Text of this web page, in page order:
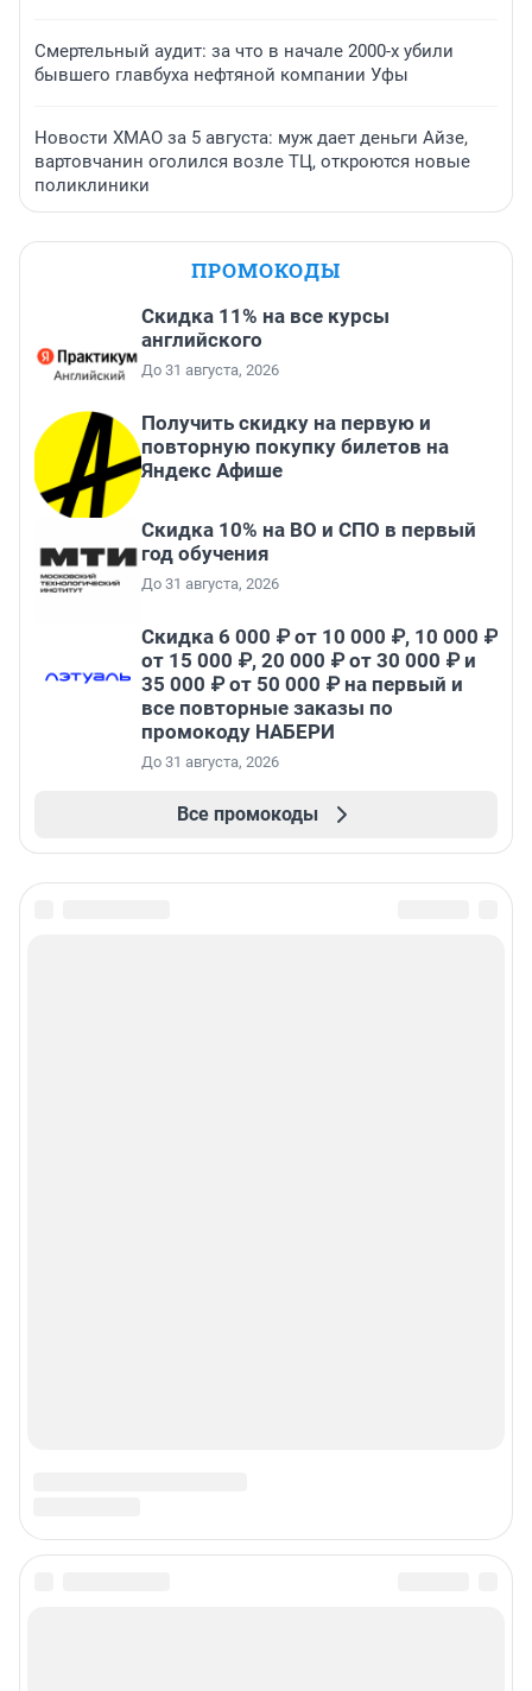
Смертельный аудит: за что в начале 2000-х убили
бывшего главбуха нефтяной компании Уфы
Новости ХМАО за 5 августа: муж дает деньги Айзе,
вартовчанин оголился возле ТЦ, откроются новые
поликлиники
ПРОМОКОДЫ
Скидка 11% на все курсы
английского
До 31 августа, 2026
Получить скидку на первую и
повторную покупку билетов на
Яндекс Афише
Скидка 10% на ВО и СПО в первый
год обучения
До 31 августа, 2026
Скидка 6 000 ₽ от 10 000 ₽, 10 000 ₽
от 15 000 ₽, 20 000 ₽ от 30 000 ₽ и
35 000 ₽ от 50 000 ₽ на первый и
все повторные заказы по
промокоду НАБЕРИ
До 31 августа, 2026
Все промокоды